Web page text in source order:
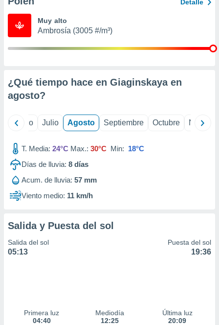
publicidad
1199
Detalle
Muy alto
Ambrosía (3005 #/m³)
¿Qué tiempo hace en Giaginskaya en
agosto?
Junio Julio Agosto Septiembre Octubre
T. Media: 24°C Max.: 30°C Min: 18°C
Días de lluvia: 8 días
Acum. de lluvia: 57 mm
Viento medio: 11 km/h
Salida y Puesta del sol
Salida del sol
05:13
Puesta del sol
19:36
Primera luz
04:40
Mediodía
12:25
Última luz
20:09